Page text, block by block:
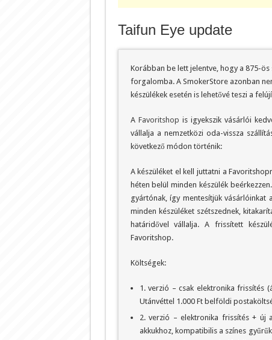
Taifun Eye update
Korábban be lett jelentve, hogy a 875-
forgalomba. A SmokerStore azonban
készülékek esetén is lehetővé teszi a
A Favoritshop is igyekszik vásárlói
vállalja a nemzetközi oda-vissza
következő módon történik:
A készüléket el kell juttatni a
héten belül minden készülék
gyártónak, így mentesítjük
minden készüléket szétszednek,
határidővel vállalja. A frissített
Favoritshop.
Költségek:
1. verzió – csak elektronika frissítés
Utánvéttel 1.000 Ft belföldi
2. verzió – elektronika frissítés + új
akkukhoz, kompatibilis a színes